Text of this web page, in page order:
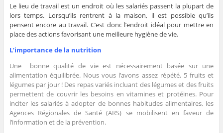
Le lieu de travail est un endroit où les salariés passent la plupart de
lors temps. Lorsqu’ils rentrent à la maison, il est possible qu’ils
pensent encore au travail. C’est donc l’endroit idéal pour mettre en
place des actions favorisant une meilleure hygiène de vie.
L’importance de la nutrition
Une bonne qualité de vie est nécessairement basée sur une
alimentation équilibrée. Nous vous l’avons assez répété, 5 fruits et
légumes par jour ! Des repas variés incluant des légumes et des fruits
permettent de couvrir les besoins en vitamines et protéines. Pour
inciter les salariés à adopter de bonnes habitudes alimentaires, les
Agences Régionales de Santé (ARS) se mobilisent en faveur de
l’information et de la prévention.